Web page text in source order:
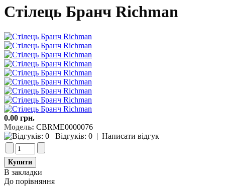
Стілець Бранч Richman
0.00 грн.
Модель: CBRME0000076
Відгуків: 0 | Написати відгук
В закладки
До порівняння